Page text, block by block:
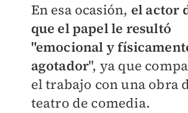
En esa ocasión, el actor
que el papel le resultó
"emocional y
agotador", ya que
el trabajo con una obra
teatro de comedia.